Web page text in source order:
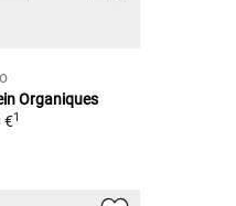
Organiques
€1